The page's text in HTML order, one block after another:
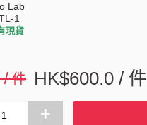
Lab
1
現貨
/ 件 HK$600.0 / 件
+